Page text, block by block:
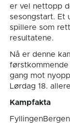
er vel nettopp
sesongstart. Et
spillere som
resultatene.
Nå er denne
førstkommende
gang mot
Lørdag 18.
Kampfakta